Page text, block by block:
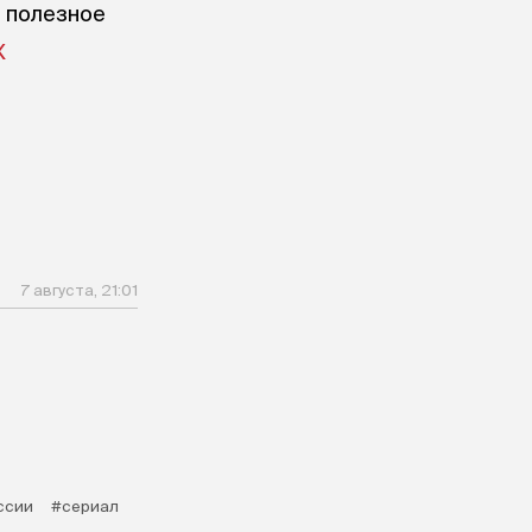
полезное
7 августа, 21:01
#сериал